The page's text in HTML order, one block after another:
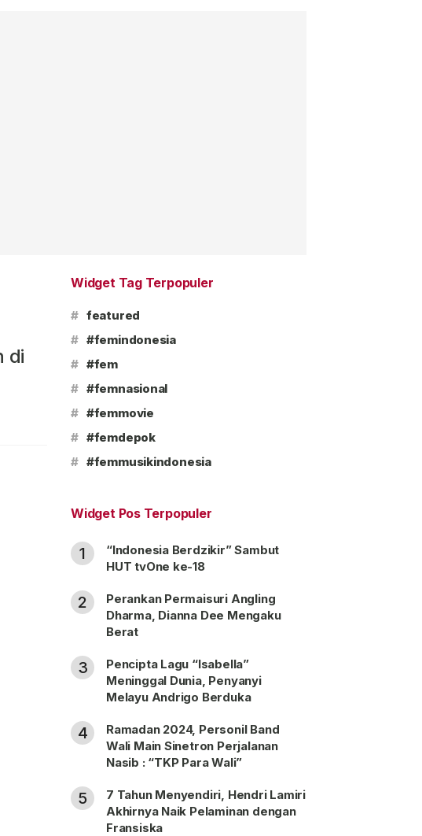
di
Widget Tag Terpopuler
# featured
# #femindonesia
# #fem
# #femnasional
# #femmovie
# #femdepok
# #femmusikindonesia
Widget Pos Terpopuler
1
“Indonesia Berdzikir” Sambut
HUT tvOne ke-18
2
Perankan Permaisuri Angling
Dharma, Dianna Dee Mengaku
Berat
3
Pencipta Lagu “Isabella”
Meninggal Dunia, Penyanyi
Melayu Andrigo Berduka
4
Ramadan 2024, Personil Band
Wali Main Sinetron Perjalanan
Nasib : “TKP Para Wali”
5
7 Tahun Menyendiri, Hendri Lamiri
Akhirnya Naik Pelaminan dengan
Fransiska